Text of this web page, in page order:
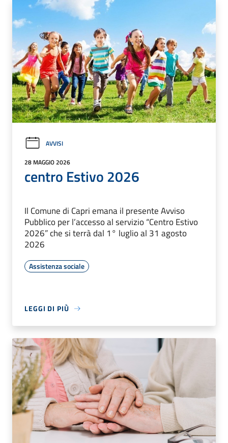
AVVISI
28 MAGGIO 2026
centro Estivo 2026
Il Comune di Capri emana il presente Avviso
Pubblico per l’accesso al servizio “Centro Estivo
2026” che si terrà dal 1° luglio al 31 agosto
2026
Assistenza sociale
LEGGI DI PIÙ